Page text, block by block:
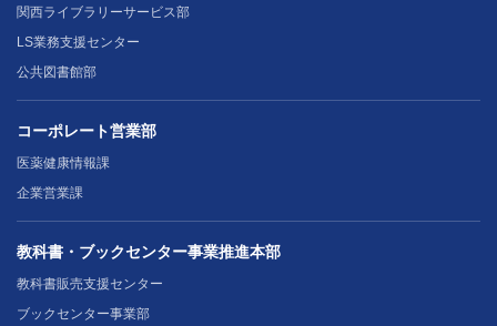
関西ライブラリーサービス部
LS業務支援センター
公共図書館部
コーポレート営業部
医薬健康情報課
企業営業課
教科書・ブックセンター事業推進本部
教科書販売支援センター
ブックセンター事業部